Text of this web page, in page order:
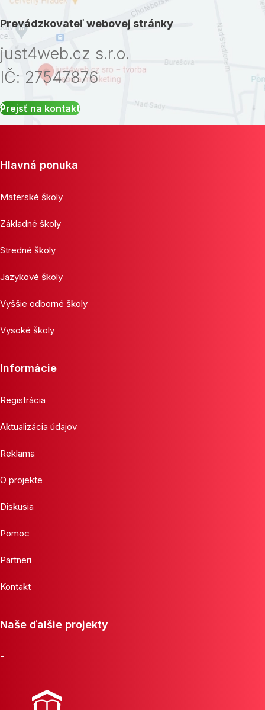
Prevádzkovateľ webovej stránky
just4web.cz s.r.o.
IČ: 27547876
Prejsť na kontakt
Hlavná ponuka
Materské školy
Základné školy
Stredné školy
Jazykové školy
Vyššie odborné školy
Vysoké školy
Informácie
Registrácia
Aktualizácia údajov
Reklama
O projekte
Diskusia
Pomoc
Partneri
Kontakt
Naše ďalšie projekty
-